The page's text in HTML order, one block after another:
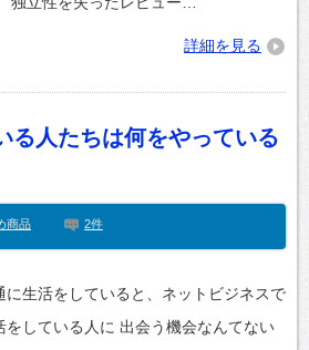
詳細を見る
る人たちは何をやっている
商品 2件
に生活をしていると、ネットビジネスで
をしている人に 出会う機会なんてない